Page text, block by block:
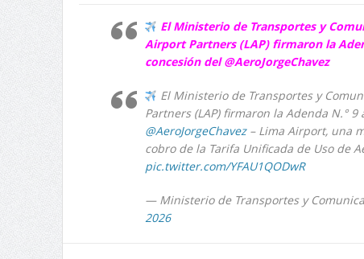
El Ministerio de Transportes y
Airport Partners (LAP) firmaron la
concesión del @AeroJorgeChavez
El Ministerio de Transportes y
Partners (LAP) firmaron la Adenda N.°
@AeroJorgeChavez– Lima Airport, una
cobro de la Tarifa Unificada de Uso de
pic.twitter.com/YFAU1QODwR
— Ministerio de Transportes y
2026